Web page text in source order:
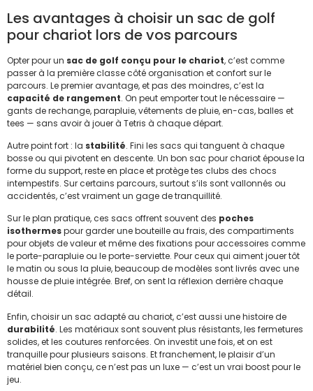
Les avantages à choisir un sac de golf
pour chariot lors de vos parcours
Opter pour un sac de golf conçu pour le chariot, c’est comme
passer à la première classe côté organisation et confort sur le
parcours. Le premier avantage, et pas des moindres, c’est la
capacité de rangement. On peut emporter tout le nécessaire —
gants de rechange, parapluie, vêtements de pluie, en-cas, balles et
tees — sans avoir à jouer à Tetris à chaque départ.
Autre point fort : la stabilité. Fini les sacs qui tanguent à chaque
bosse ou qui pivotent en descente. Un bon sac pour chariot épouse la
forme du support, reste en place et protège tes clubs des chocs
intempestifs. Sur certains parcours, surtout s’ils sont vallonnés ou
accidentés, c’est vraiment un gage de tranquillité.
Sur le plan pratique, ces sacs offrent souvent des poches
isothermespour garder une bouteille au frais, des compartiments
pour objets de valeur et même des fixations pour accessoires comme
le porte-parapluie ou le porte-serviette. Pour ceux qui aiment jouer tôt
le matin ou sous la pluie, beaucoup de modèles sont livrés avec une
housse de pluie intégrée. Bref, on sent la réflexion derrière chaque
détail.
Enfin, choisir un sac adapté au chariot, c’est aussi une histoire de
durabilité. Les matériaux sont souvent plus résistants, les fermetures
solides, et les coutures renforcées. On investit une fois, et on est
tranquille pour plusieurs saisons. Et franchement, le plaisir d’un
matériel bien conçu, ce n’est pas un luxe — c’est un vrai boost pour le
jeu.